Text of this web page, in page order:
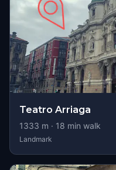
Teatro Arriaga
1333 m · 18 min walk
Landmark